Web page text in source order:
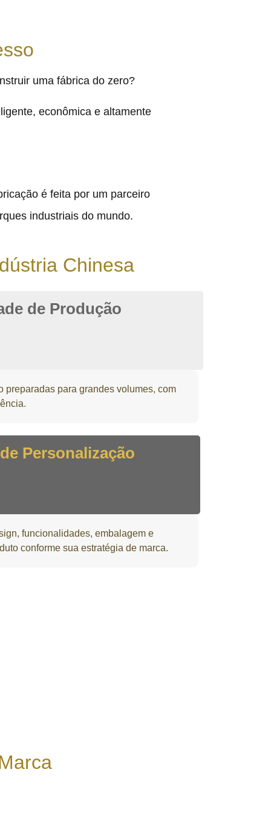
uma fábrica do zero?
econômica e altamente
é feita por um parceiro
industriais do mundo.
Chinesa
de Produção
preparadas para grandes volumes, com
Personalização
funcionalidades, embalagem e
conforme sua estratégia de marca.